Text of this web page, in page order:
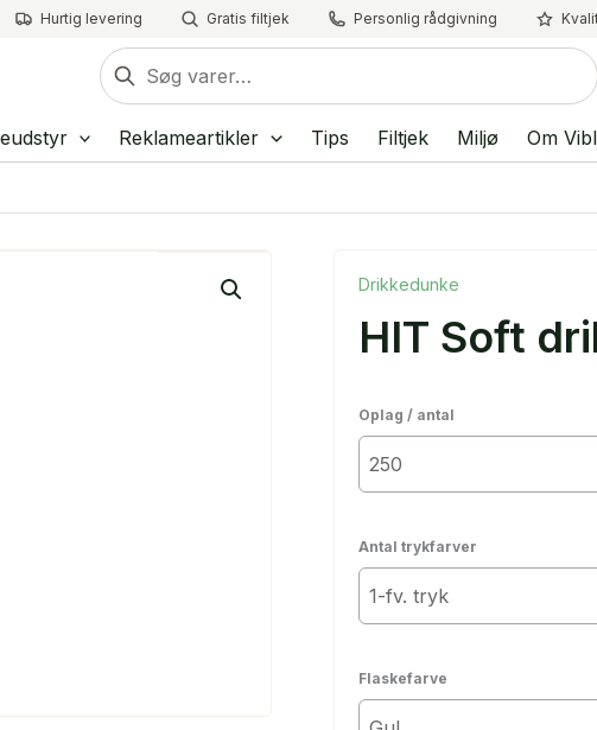
Hurtig levering Gratis filtjek Personlig rådgivning
Søg
efter:
Reklameartikler Tips Filtjek Miljø Om
Drikkedunke
HIT Soft
Oplag / antal
Antal trykfarver
Flaskefarve